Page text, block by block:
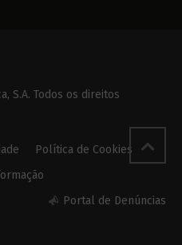
S.A. Todos os direitos
Política de Cookies
Portal de Denúncias